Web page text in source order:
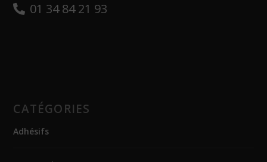
01 34 84 21 93
CATÉGORIES
Adhésifs